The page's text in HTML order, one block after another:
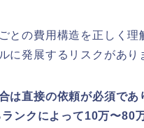
との費用構造を正しく理
に発展するリスクがあり
は直接の依頼が必須であ
ンクによって10万〜80